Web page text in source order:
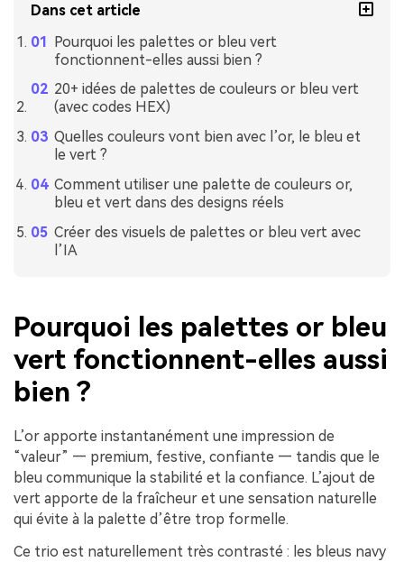
Dans cet article
Pourquoi les palettes or bleu vert
fonctionnent-elles aussi bien ?
20+ idées de palettes de couleurs or bleu vert
(avec codes HEX)
Quelles couleurs vont bien avec l’or, le bleu et
le vert ?
Comment utiliser une palette de couleurs or,
bleu et vert dans des designs réels
Créer des visuels de palettes or bleu vert avec
l’IA
Pourquoi les palettes or bleu
vert fonctionnent-elles aussi
bien ?
L’or apporte instantanément une impression de
“valeur” — premium, festive, confiante — tandis que le
bleu communique la stabilité et la confiance. L’ajout de
vert apporte de la fraîcheur et une sensation naturelle
qui évite à la palette d’être trop formelle.
Ce trio est naturellement très contrasté : les bleus navy